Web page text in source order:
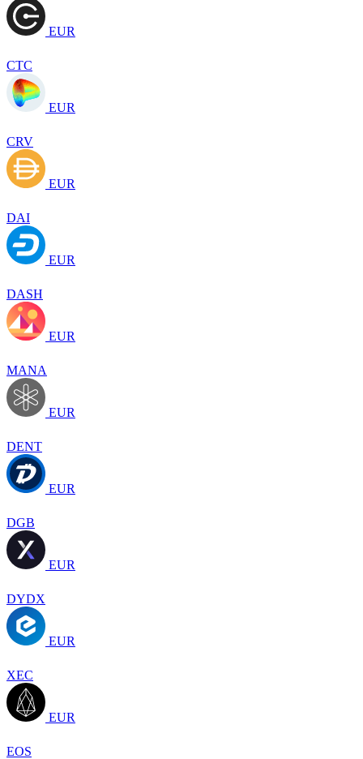
EUR
CTC
EUR
CRV
EUR
DAI
EUR
DASH
EUR
MANA
EUR
DENT
EUR
DGB
EUR
DYDX
EUR
XEC
EUR
EOS